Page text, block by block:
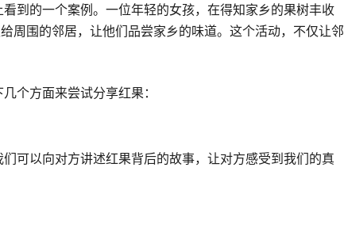
到的一个案例。一位年轻的女孩，在得知家乡的果树丰收
周围的邻居，让他们品尝家乡的味道。这个活动，不仅让邻
个方面来尝试分享红果：
可以向对方讲述红果背后的故事，让对方感受到我们的真